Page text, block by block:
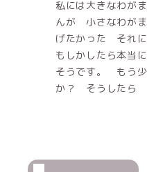
私には大きなわが
んが 小さなわがま
げたかった それに
もしかしたら本当
そうです。 もう
か？ そうしたら